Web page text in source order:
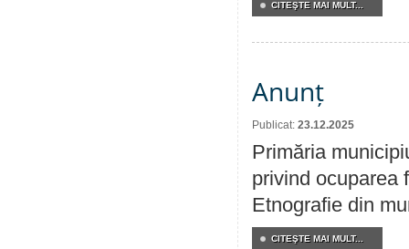
CITEŞTE MAI MULT...
Anunț
Publicat: 23.12.2025
Primăria
privind ocuparea
Etnografie din
CITEŞTE MAI MULT...